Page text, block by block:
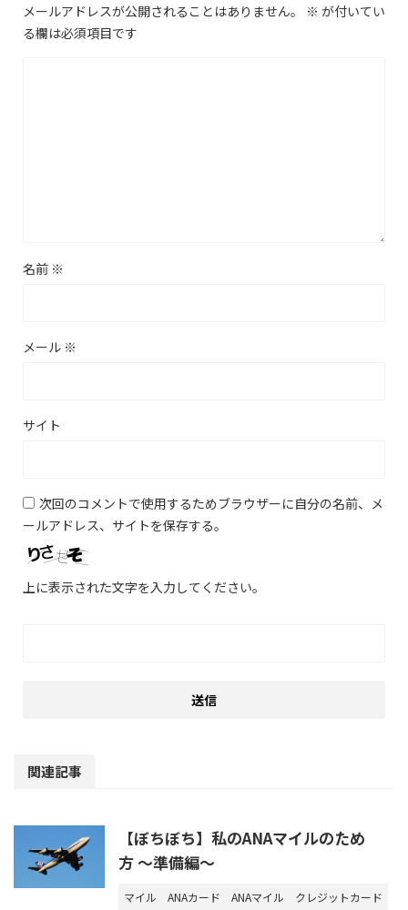
メールアドレスが公開されることはありません。 ※ が付いてい
る欄は必須項目です
名前 ※
メール ※
サイト
次回のコメントで使用するためブラウザーに自分の名前、メ
ールアドレス、サイトを保存する。
上に表示された文字を入力してください。
関連記事
【ぼちぼち】私のANAマイルのため
方 ～準備編～
マイル ANAカード ANAマイル クレジットカード